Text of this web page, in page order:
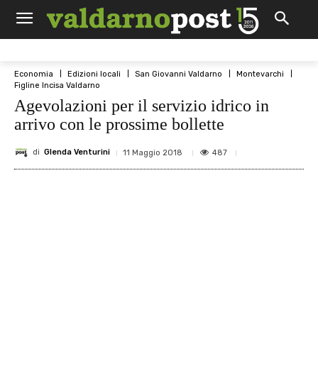
Economia Edizioni locali San Giovanni Valdarno
Montevarchi
Figline Incisa Valdarno
Agevolazioni per il servizio idrico in
arrivo con le prossime bollette
di Glenda Venturini 11 Maggio 2018 487